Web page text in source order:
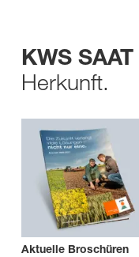
KWS SAAT
Herkunft.
Aktuelle Broschüren